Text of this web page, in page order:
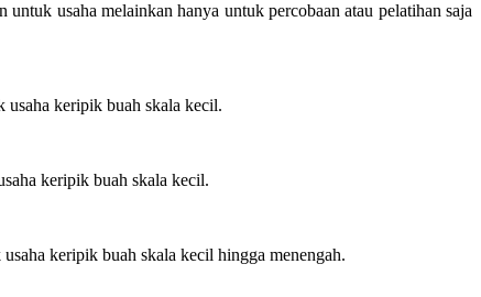
usaha melainkan hanya untuk percobaan atau pelatihan saja
keripik buah skala kecil.
keripik buah skala kecil.
keripik buah skala kecil hingga menengah.